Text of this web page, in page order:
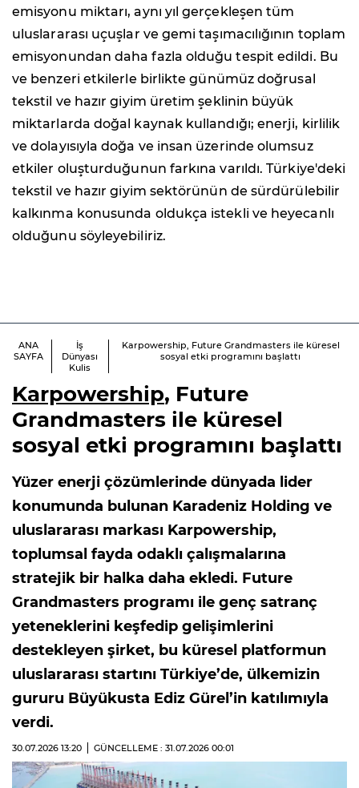
emisyonu miktarı, aynı yıl gerçekleşen tüm
uluslararası uçuşlar ve gemi taşımacılığının toplam
emisyonundan daha fazla olduğu tespit edildi. Bu
ve benzeri etkilerle birlikte günümüz doğrusal
tekstil ve hazır giyim üretim şeklinin büyük
miktarlarda doğal kaynak kullandığı; enerji, kirlilik
ve dolayısıyla doğa ve insan üzerinde olumsuz
etkiler oluşturduğunun farkına varıldı. Türkiye'deki
tekstil ve hazır giyim sektörünün de sürdürülebilir
kalkınma konusunda oldukça istekli ve heyecanlı
olduğunu söyleyebiliriz.
ANA
SAYFA
İş
Dünyası
Kulis
Karpowership, Future Grandmasters ile küresel
sosyal etki programını başlattı
Karpowership, Future
Grandmasters ile küresel
sosyal etki programını başlattı
Yüzer enerji çözümlerinde dünyada lider
konumunda bulunan Karadeniz Holding ve
uluslararası markası Karpowership,
toplumsal fayda odaklı çalışmalarına
stratejik bir halka daha ekledi. Future
Grandmasters programı ile genç satranç
yeteneklerini keşfedip gelişimlerini
destekleyen şirket, bu küresel platformun
uluslararası startını Türkiye’de, ülkemizin
gururu Büyükusta Ediz Gürel’in katılımıyla
verdi.
30.07.2026 13:20 GÜNCELLEME : 31.07.2026 00:01